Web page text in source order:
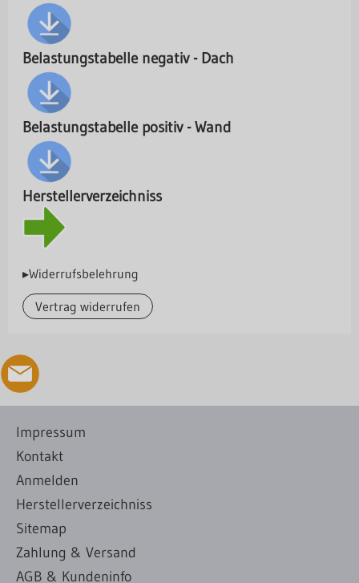
Belastungstabelle negativ - Dach
Belastungstabelle positiv - Wand
Herstellerverzeichniss
▸Widerrufsbelehrung
Vertrag widerrufen
Impressum
Kontakt
Anmelden
Herstellerverzeichniss
Sitemap
Zahlung & Versand
AGB & Kundeninfo